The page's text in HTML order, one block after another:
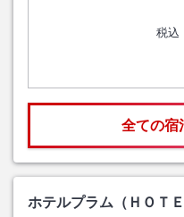
税込
全ての宿
ホテルプラム（ＨＯＴ